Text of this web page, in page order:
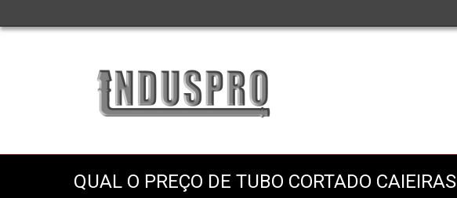
QUAL O PREÇO DE TUBO CORTADO CAIEIRAS